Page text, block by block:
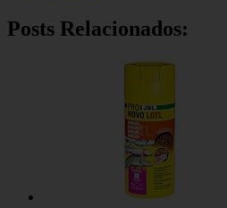
Posts Relacionados: